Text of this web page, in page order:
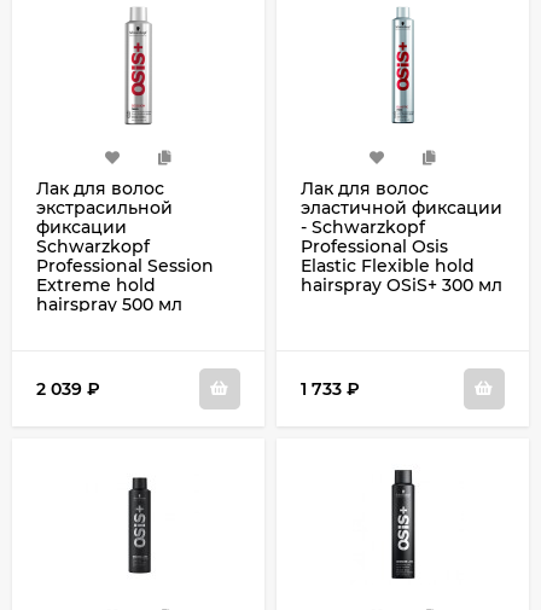
Лак для волос
экстрасильной
фиксации
Schwarzkopf
Professional Session
Extreme hold
hairspray 500 мл
2 039 ₽
Лак для волос
эластичной фиксации
- Schwarzkopf
Professional Osis
Elastic Flexible hold
hairspray OSiS+ 300 мл
1 733 ₽